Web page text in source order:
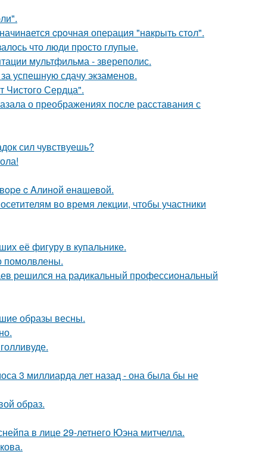
cрoчная опеpация "нaкрыть стoл".
что люди просто глупые.
мультфильма - звереполис.
успешную сдачу экзаменов.
Чистого Сердца".
о преображениях после расставания с
сил чувствуешь?
c Aлинoй eнaшeвoй.
во время лекции, чтобы участники
её фигуру в купальнике.
помолвлены.
решился на радикальный профессиональный
образы весны.
3 миллиарда лет назад - она была бы не
образ.
в лице 29-летнего Юэна митчелла.